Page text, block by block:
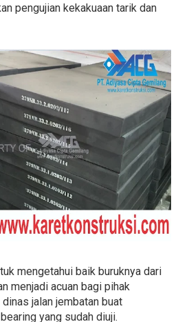
pengujian kekakuaan tarik dan
mengetahui baik buruknya dari
menjadi acuan bagi pihak
jalan jembatan buat
yang sudah diuji.